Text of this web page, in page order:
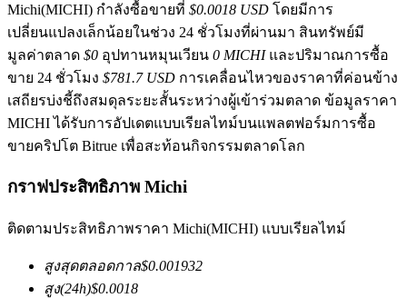
ฟิวเจอร์สที่ใช้ USDT เป็นหลักประกัน
Michi(MICHI) กำลังซื้อขายที่ $0.0018 USD โดยมีการ
เปลี่ยนแปลงเล็กน้อยในช่วง 24 ชั่วโมงที่ผ่านมา สินทรัพย์มี
มูลค่าตลาด $0 อุปทานหมุนเวียน 0 MICHIและปริมาณการซื้อ
ขาย 24 ชั่วโมง $781.7 USD การเคลื่อนไหวของราคาที่ค่อนข้าง
เสถียรบ่งชี้ถึงสมดุลระยะสั้นระหว่างผู้เข้าร่วมตลาด ข้อมูลราคา
MICHI ได้รับการอัปเดตแบบเรียลไทม์บนแพลตฟอร์มการซื้อ
ขายคริปโต Bitrue เพื่อสะท้อนกิจกรรมตลาดโลก
กราฟประสิทธิภาพ Michi
ติดตามประสิทธิภาพราคา Michi(MICHI) แบบเรียลไทม์
สูงสุดตลอดกาล$0.001932
สูง(24h)$0.0018